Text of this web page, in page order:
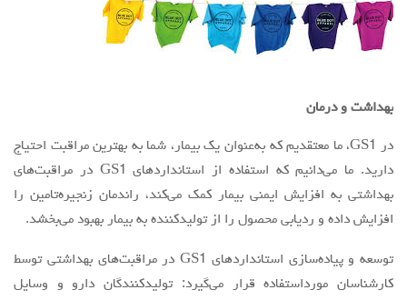
بهداشت و درمان
در GS1، ما معتقدیم که به‌عنوان یک بیمار، شما به بهترین مراقبت احتیاج
دارید. ما می‌دانیم که استفاده از استانداردهای GS1 در مراقبت‌های
بهداشتی به افزایش ایمنی بیمار کمک می‌کند، راندمان زنجیره‌تامین را
افزایش داده و ردیابی محصول را از تولیدکننده به بیمار بهبود می‌بخشد.
توسعه و پیاده‌سازی استانداردهای GS1 در مراقبت‌های بهداشتی توسط
کارشناسان مورداستفاده قرار می‌گیرد: تولیدکنندگان دارو و وسایل